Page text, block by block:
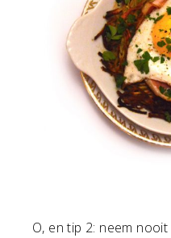
O, en tip 2: neem